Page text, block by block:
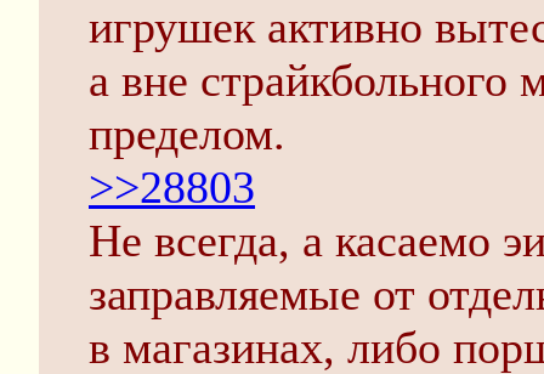
игрушек активно
а вне страйкбольного
пределом.
>>28803
Не всегда, а касаемо
заправляемые от
в магазинах, либо